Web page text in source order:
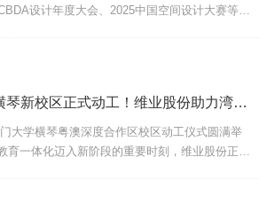
设计年度大会、2025中国空间设计大赛等国
重磅！澳门大学横琴新校区正式动工！维业股份助力湾区教育新地标崛起
大学横琴粤澳深度合作区校区动工仪式圆满举
育一体化迈入新阶段的重要时刻，维业股份正以